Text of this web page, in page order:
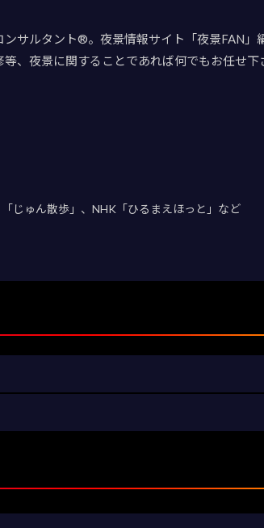
サルタント®。夜景情報サイト「夜景FAN」
、夜景に関することであれば何でもお任せ下
じゅん散歩」、NHK「ひるまえほっと」など